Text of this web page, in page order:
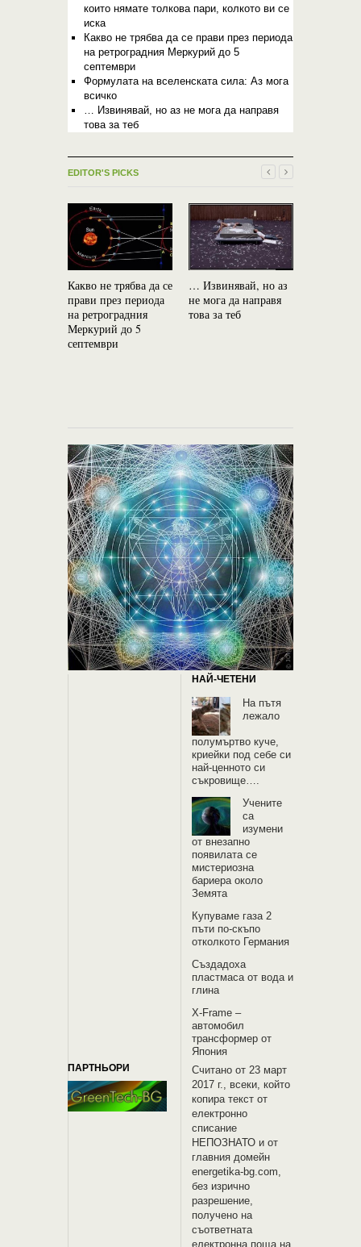
които нямате толкова пари, колкото ви се
иска
Какво не трябва да се прави през периода
на ретроградния Меркурий до 5
септември
Формулата на вселенската сила: Аз мога
всичко
… Извинявай, но аз не мога да направя
това за теб
EDITOR'S PICKS
Какво не трябва да се
прави през периода
на ретроградния
Меркурий до 5
септември
… Извинявай, но аз
не мога да направя
това за теб
НАЙ-ЧЕТЕНИ
На пътя
лежало
полумъртво куче,
криейки под себе си
най-ценното си
съкровище….
Учените
са
изумени
от внезапно
появилата се
мистериозна
бариера около
Земята
Купуваме газа 2
пъти по-скъпо
отколкото Германия
Създадоха
пластмаса от вода и
глина
X-Frame –
автомобил
трансформер от
Япония
ПАРТНЬОРИ
Считано от 23 март
2017 г., всеки, който
копира текст от
електронно
списание
НЕПОЗНАТО и oт
главния домейн
energetika-bg.com,
без изрично
разрешение,
получено на
съответната
електронна поща на